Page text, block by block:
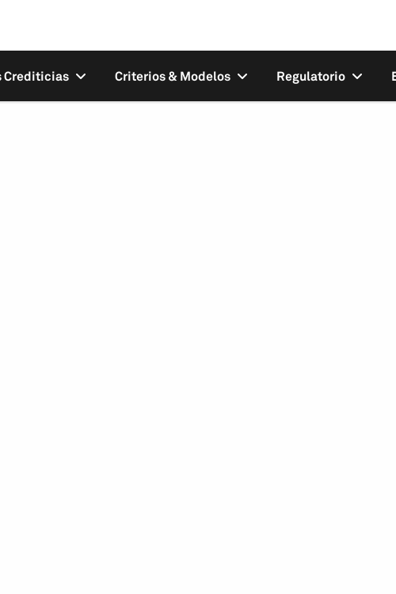
Crediticias Criterios & Modelos Regulatorio